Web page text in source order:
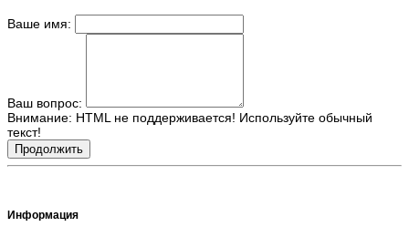
Ваше имя:
Ваш вопрос:
Внимание: HTML не поддерживается! Используйте обычный
текст!
Продолжить
Информация